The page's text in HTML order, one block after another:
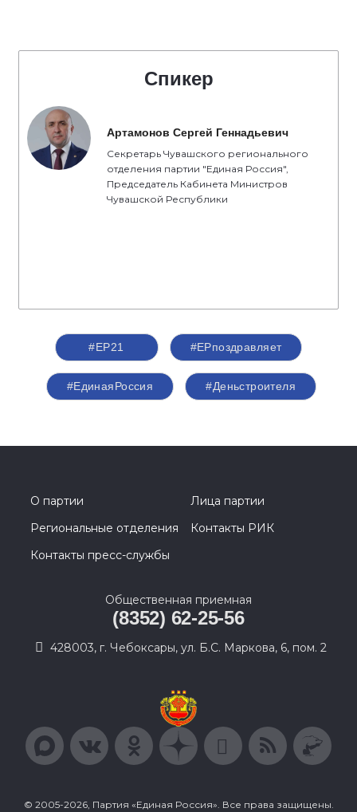
Спикер
Артамонов Сергей Геннадьевич
Секретарь Чувашского регионального
отделения партии "Единая Россия",
Председатель Кабинета Министров
Чувашской Республики
#ЕР21 #ЕРпоздравляет
#ЕдинаяРоссия #Деньстроителя
О партии
Лица партии
Региональные отделения
Контакты РИК
Контакты пресс-службы
Общественная приемная
(8352) 62-25-56
428003, г. Чебоксары, ул. Б.С. Маркова, 6, пом. 2
© 2005-2026, Партия «Единая Россия». Все права защищены.